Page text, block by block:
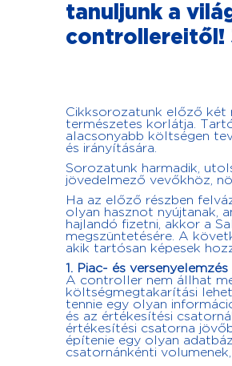
tanuljunk a
controllereitől!
Cikksorozatunk előző két
természetes korlátja.
alacsonyabb költségen
és irányítására.
Sorozatunk harmadik,
jövedelmező vevőkhöz,
Ha az előző részben
olyan hasznot nyújtanak,
hajlandó fizetni, akkor a
megszüntetésére. A
akik tartósan képesek
1. Piac- és
A controller nem állhat
költségmegtakarítási
tennie egy olyan
és az értékesítési
értékesítési csatorna
építenie egy olyan
csatornánkénti